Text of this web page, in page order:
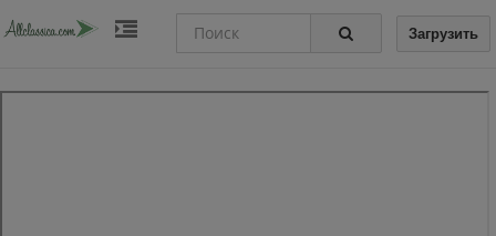
Загрузить